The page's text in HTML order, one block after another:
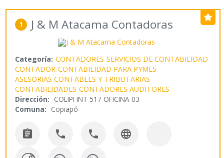
1 J & M Atacama Contadoras
Categoría: CONTADORES SERVICIOS DE CONTABILIDAD
CONTADOR CONTABILIDAD PARA PYMES
ASESORIAS CONTABLES Y TRIBUTARIAS
CONTABILIDADES CONTADORES AUDITORES
Dirección: COLIPI INT 517 OFICINA 03
Comuna: Copiapó
   